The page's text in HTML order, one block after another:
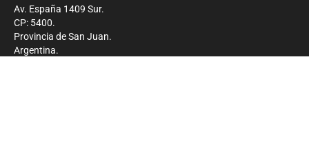
Av. España 1409 Sur.
CP: 5400.
Provincia de San Juan.
Argentina.